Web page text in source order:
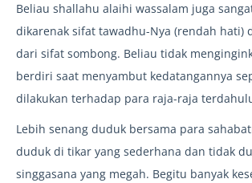
Beliau shallahu alaihi wassalam juga
dikarenak sifat tawadhu-Nya (rendah hati)
dari sifat sombong. Beliau tidak
berdiri saat menyambut kedatangannya
dilakukan terhadap para raja-raja
Lebih senang duduk bersama para
duduk di tikar yang sederhana dan tidak
singgasana yang megah. Begitu banyak